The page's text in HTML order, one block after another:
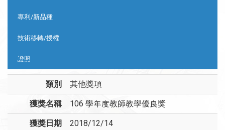
專利/新品種
技術移轉/授權
證照
類別 其他獎項
獲獎名稱 106 學年度教師教學優良獎
獲獎日期 2018/12/14